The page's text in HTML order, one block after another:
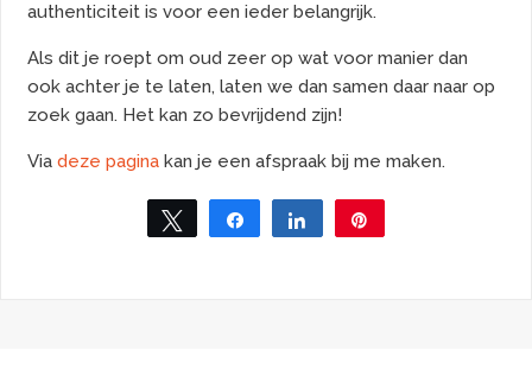
authenticiteit is voor een ieder belangrijk.
Als dit je roept om oud zeer op wat voor manier dan
ook achter je te laten, laten we dan samen daar naar op
zoek gaan. Het kan zo bevrijdend zijn!
Viadeze pagina kan je een afspraak bij me maken.
Tweet Share Share